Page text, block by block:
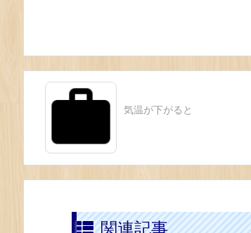
気温が下がると
関連記事